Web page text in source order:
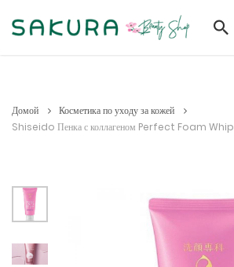
Домой
Косметика по уходу за кожей
Shiseido Пенка с коллагеном Perfect Foam Whip